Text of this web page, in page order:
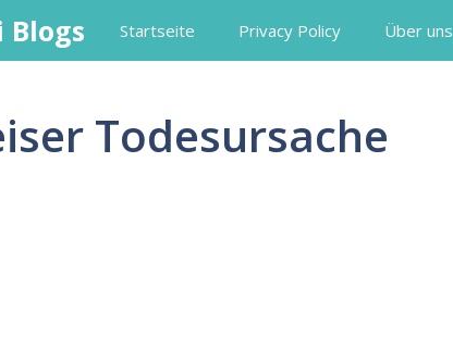
Blogs Startseite Privacy Policy Über uns
Todesursache